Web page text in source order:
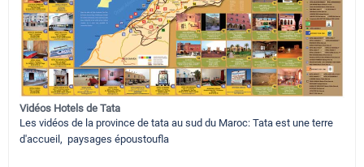
Vidéos Hotels de Tata
Les vidéos de la province de tata au sud du Maroc: Tata est une terre
d'accueil, paysages époustoufla